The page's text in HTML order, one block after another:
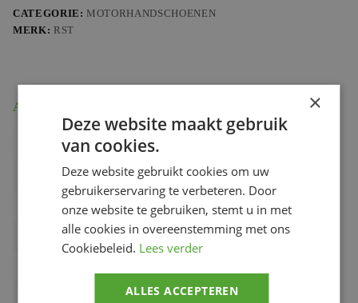
aantal
CATEGORIE: MOTORHANDSCHOENEN
MERK: RST
Aanvullende informatie
Donkergeel & Geel
L
2025
5056558139872
RST
×
Deze website maakt gebruik
van cookies.
Deze website gebruikt cookies om uw
gebruikerservaring te verbeteren. Door
onze website te gebruiken, stemt u in met
alle cookies in overeenstemming met ons
Cookiebeleid. Lees verder
ALLES ACCEPTEREN